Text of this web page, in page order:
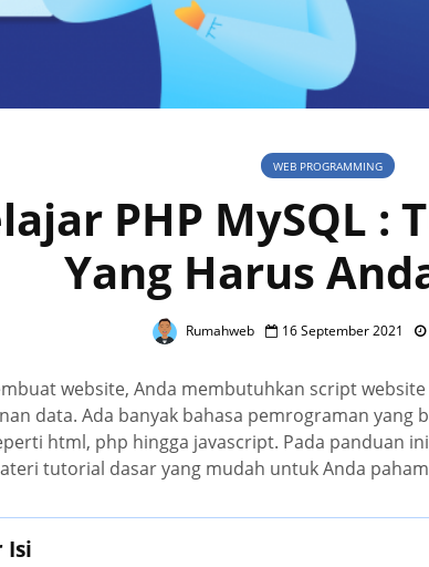
WEB PROGRAMMING
PHP MySQL :
Yang Harus
Rumahweb 16 September 2021
website, Anda membutuhkan script
data. Ada banyak bahasa pemrograman yang
html, php hingga javascript. Pada panduan
tutorial dasar yang mudah untuk Anda
Isi